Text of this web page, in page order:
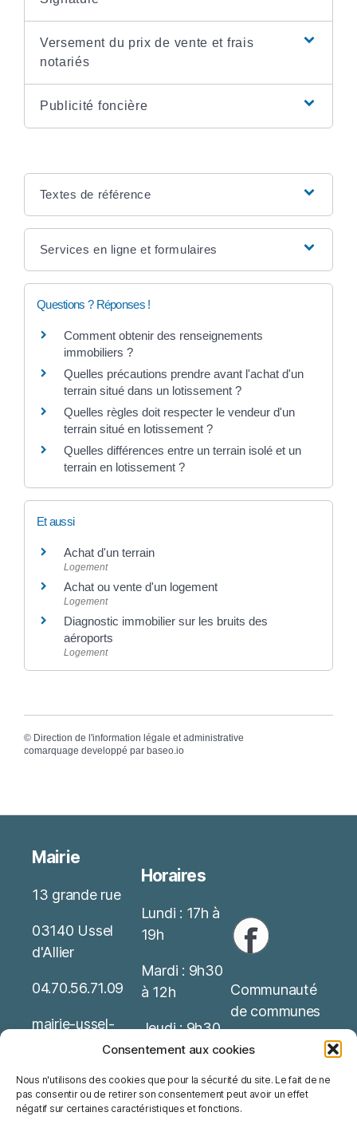
Consentement aux cookies
Nous n'utilisons des cookies que pour la sécurité du site. Le fait de ne
pas consentir ou de retirer son consentement peut avoir un effet
négatif sur certaines caractéristiques et fonctions.
Versement du prix de vente et frais
notariés
Publicité foncière
Textes de référence
Services en ligne et formulaires
Questions ? Réponses !
Comment obtenir des renseignements
immobiliers ?
Quelles précautions prendre avant l'achat d'un
terrain situé dans un lotissement ?
Quelles règles doit respecter le vendeur d'un
terrain situé en lotissement ?
Quelles différences entre un terrain isolé et un
terrain en lotissement ?
Et aussi
Achat d'un terrain
Logement
Achat ou vente d'un logement
Logement
Diagnostic immobilier sur les bruits des
aéroports
Logement
© Direction de l'information légale et administrative
comarquage developpé par baseo.io
Mairie
13 grande rue
03140 Ussel
d'Allier
04.70.56.71.09
mairie-ussel-
allier(at)wanado
Mentions
Horaires
Lundi : 17h à
19h
Mardi : 9h30
à 12h
Jeudi : 9h30
à 12h
Possibilité de
rendez-vous
Communauté
de communes
Service Public
Office de
tourisme